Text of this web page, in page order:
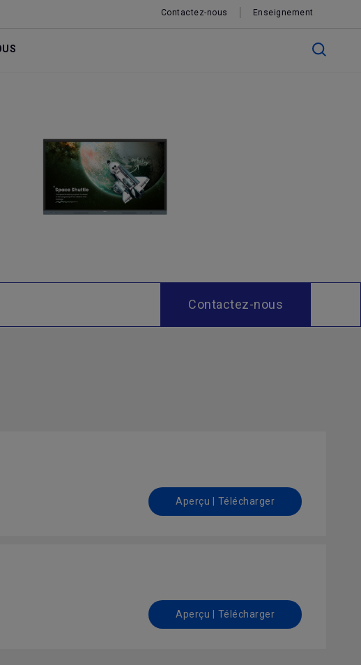
Contactez-nous Enseignement
Contactez-nous
Aperçu | Télécharger
Aperçu | Télécharger